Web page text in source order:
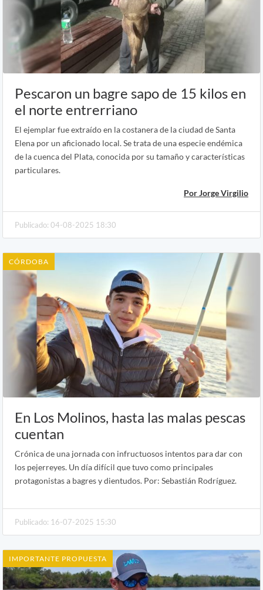
Pescaron un bagre sapo de 15 kilos en
el norte entrerriano
El ejemplar fue extraído en la costanera de la ciudad de Santa
Elena por un aficionado local. Se trata de una especie endémica
de la cuenca del Plata, conocida por su tamaño y características
particulares.
Por Jorge Virgilio
Publicado: 04-08-2025 18:30
CÓRDOBA
En Los Molinos, hasta las malas pescas
cuentan
Crónica de una jornada con infructuosos intentos para dar con
los pejerreyes. Un día difícil que tuvo como principales
protagonistas a bagres y dientudos. Por: Sebastián Rodríguez.
Publicado: 16-07-2025 15:30
IMPORTANTE PROPUESTA